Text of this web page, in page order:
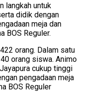
langkah untuk
didik dengan
meja dan
BOS Reguler.
orang. Dalam satu
orang siswa. Animo
cukup tinggi
pengadaan meja
BOS Reguler